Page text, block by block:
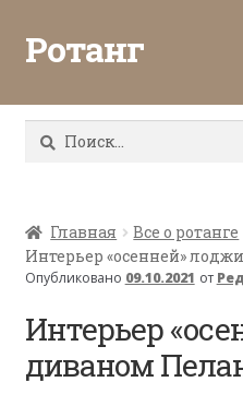
Ротанг
Каталог
Все о ротанге
Ротанг оптом
Контакты
Найти:
Главная Все о ротанге
Интерьер «осенней»
Опубликовано 09.10.2021 от
Интерьер
диваном